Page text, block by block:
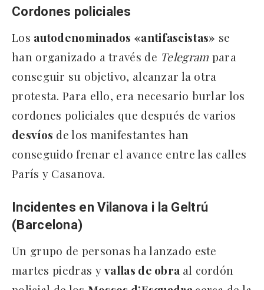
Cordones policiales
Los autodenominados «antifascistas» se
han organizado a través de Telegram para
conseguir su objetivo, alcanzar la otra
protesta. Para ello, era necesario burlar los
cordones policiales que después de varios
desvíos de los manifestantes han
conseguido frenar el avance entre las calles
París y Casanova.
Incidentes en Vilanova i la Geltrú
(Barcelona)
Un grupo de personas ha lanzado este
martes piedras yvallas de obra al cordón